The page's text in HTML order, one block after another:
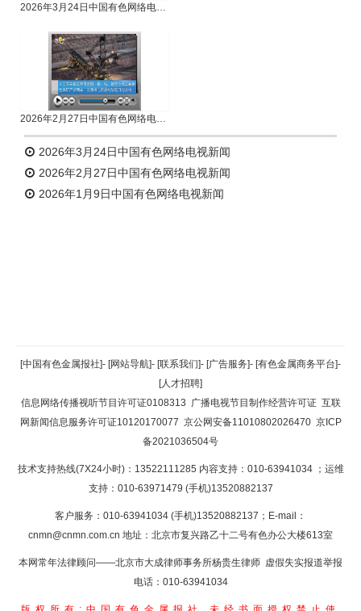
2026年3月24日中国有色网络电视新闻
2026年2月27日中国有色网络电视新闻
2026年3月24日中国有色网络电视新闻
2026年2月27日中国有色网络电视新闻
2026年1月9日中国有色网络电视新闻
返回顶部
返回首页
[中国有色金属报社]- [网站导航]- [联系我们]- [广告服务]- [有色金属商务平台]-
[人才招聘]
信息网络传播视听节目许可证0108313 广播电视节目制作经营许可证 互联
网新闻信息服务许可证10120170077 京公网安备11010802026470 京ICP
备2021036504号
技术支持热线(7X24小时)：13522111285 内容支持：010-63941034 ；运维
支持：010-63971479 (手机)13520882137
客户服务：010-63941034 (手机)13520882137；E-mail：
cnmn@cnmn.com.cn 地址：北京市复兴路乙十二号有色办公大楼613室
本网常年法律顾问——北京市大成律师事务所杨贵生律师 虚假失实报道举报
电话：010-63941034